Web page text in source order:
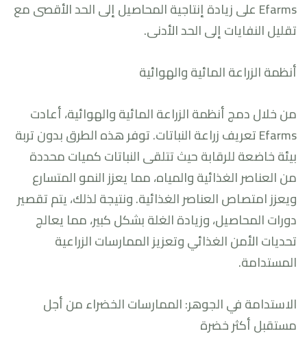
Efarms على زيادة إنتاجية المحاصيل إلى الحد الأقصى مع
تقليل النفايات إلى الحد الأدنى.
أنظمة الزراعة المائية والهوائية
من خلال دمج أنظمة الزراعة المائية والهوائية، أعادت
Efarms تعريف زراعة النباتات. توفر هذه الطرق بدون تربة
بيئة خاضعة للرقابة حيث تتلقى النباتات كميات محددة
من العناصر الغذائية والمياه، مما يعزز النمو المتسارع
ويعزز امتصاص العناصر الغذائية. ونتيجة لذلك، يتم تقصير
دورات المحاصيل، وزيادة الغلة بشكل كبير، مما يعالج
تحديات الأمن الغذائي وتعزيز الممارسات الزراعية
المستدامة.
الاستدامة في الجوهر: الممارسات الخضراء من أجل
مستقبل أكثر خضرة